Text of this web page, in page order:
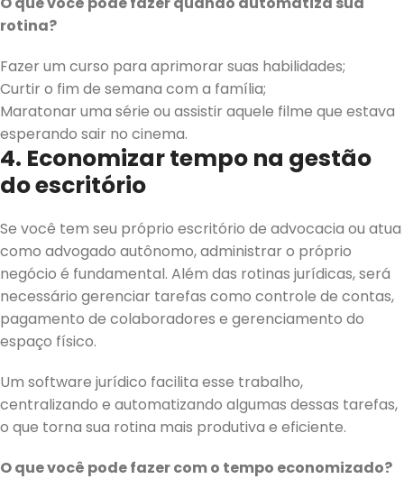
rotina?
Fazer um curso para aprimorar suas habilidades;
Curtir o fim de semana com a família;
Maratonar uma série ou assistir aquele filme que estava
esperando sair no cinema.
4. Economizar tempo na gestão
do escritório
Se você tem seu próprio escritório de advocacia ou atua
como advogado autônomo, administrar o próprio
negócio é fundamental. Além das rotinas jurídicas, será
necessário gerenciar tarefas como controle de contas,
pagamento de colaboradores e gerenciamento do
espaço físico.
Um software jurídico facilita esse trabalho,
centralizando e automatizando algumas dessas tarefas,
o que torna sua rotina mais produtiva e eficiente.
O que você pode fazer com o tempo economizado?